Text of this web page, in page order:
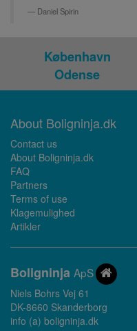
Daniel Spirin
København
Odense
About Boligninja.dk
Contact us
About Boligninja.dk
FAQ
Partners
Terms of use
Klagemulighed
Artikler
Boligninja ApS
Niels Bohrs Vej 61
DK-8660 Skanderborg
info (a) boligninja.dk